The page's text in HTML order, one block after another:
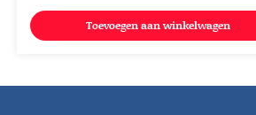
Toevoegen aan winkelwagen